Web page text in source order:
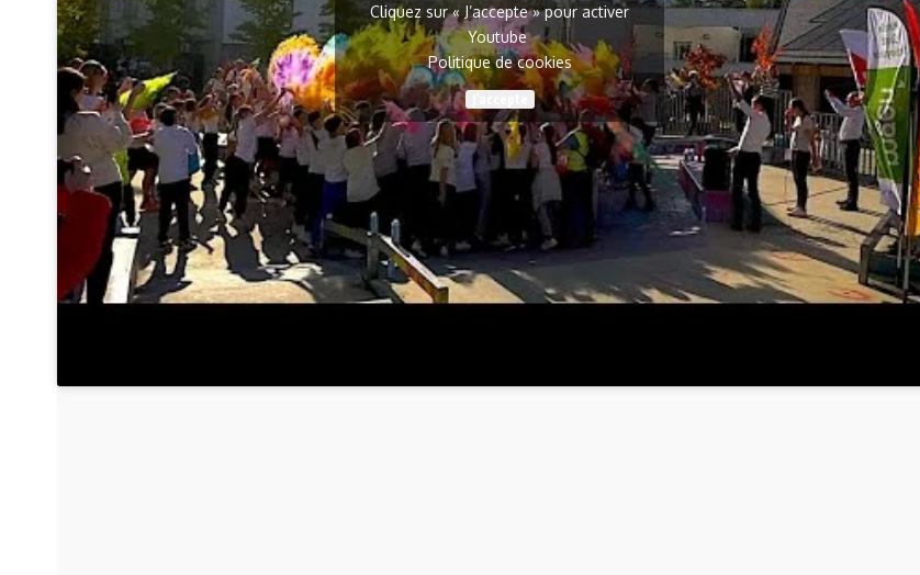
Cliquez sur « J’accepte » pour activer
Youtube
Politique de cookies